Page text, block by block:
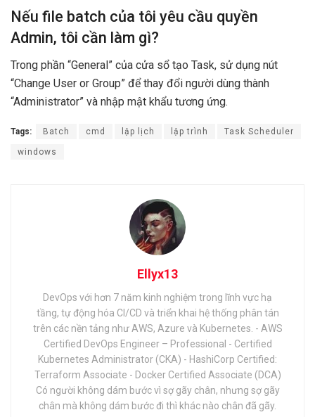
Nếu file batch của tôi yêu cầu quyền
Admin, tôi cần làm gì?
Trong phần “General” của cửa sổ tạo Task, sử dụng nút
“Change User or Group” để thay đổi người dùng thành
“Administrator” và nhập mật khẩu tương ứng.
Tags: Batch cmd lập lịch lập trình Task Scheduler
windows
Ellyx13
DevOps với hơn 7 năm kinh nghiệm trong lĩnh vực hạ
tầng, tự động hóa CI/CD và triển khai hệ thống phân tán
trên các nền tảng như AWS, Azure và Kubernetes. - AWS
Certified DevOps Engineer – Professional - Certified
Kubernetes Administrator (CKA) - HashiCorp Certified:
Terraform Associate - Docker Certified Associate (DCA)
Có người không dám bước vì sợ gãy chân, nhưng sợ gãy
chân mà không dám bước đi thì khác nào chân đã gãy.